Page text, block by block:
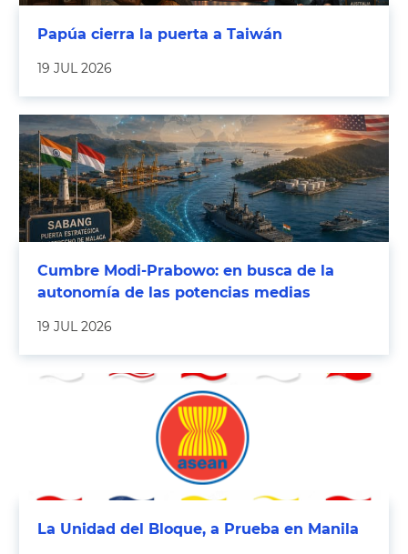
Papúa cierra la puerta a Taiwán
19 JUL 2026
Cumbre Modi-Prabowo: en busca de la
autonomía de las potencias medias
19 JUL 2026
La Unidad del Bloque, a Prueba en Manila